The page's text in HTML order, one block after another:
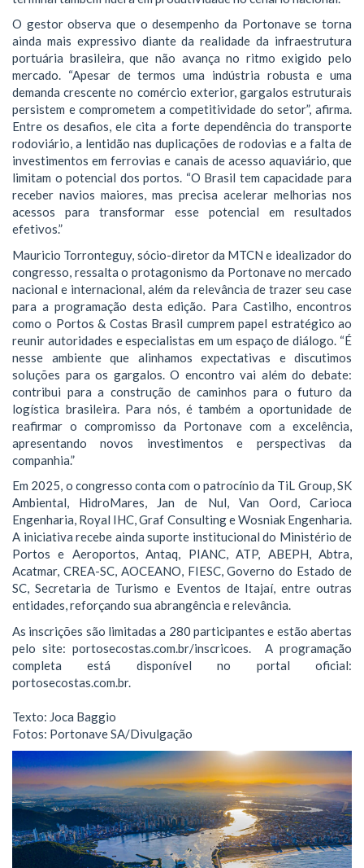
O gestor observa que o desempenho da Portonave se torna
ainda mais expressivo diante da realidade da infraestrutura
portuária brasileira, que não avança no ritmo exigido pelo
mercado. “Apesar de termos uma indústria robusta e uma
demanda crescente no comércio exterior, gargalos estruturais
persistem e comprometem a competitividade do setor”, afirma.
Entre os desafios, ele cita a forte dependência do transporte
rodoviário, a lentidão nas duplicações de rodovias e a falta de
investimentos em ferrovias e canais de acesso aquaviário, que
limitam o potencial dos portos. “O Brasil tem capacidade para
receber navios maiores, mas precisa acelerar melhorias nos
acessos para transformar esse potencial em resultados
efetivos.”
Mauricio Torronteguy, sócio-diretor da MTCN e idealizador do
congresso, ressalta o protagonismo da Portonave no mercado
nacional e internacional, além da relevância de trazer seu case
para a programação desta edição. Para Castilho, encontros
como o Portos & Costas Brasil cumprem papel estratégico ao
reunir autoridades e especialistas em um espaço de diálogo. “É
nesse ambiente que alinhamos expectativas e discutimos
soluções para os gargalos. O encontro vai além do debate:
contribui para a construção de caminhos para o futuro da
logística brasileira. Para nós, é também a oportunidade de
reafirmar o compromisso da Portonave com a excelência,
apresentando novos investimentos e perspectivas da
companhia.”
Em 2025, o congresso conta com o patrocínio da TiL Group, SK
Ambiental, HidroMares, Jan de Nul, Van Oord, Carioca
Engenharia, Royal IHC, Graf Consulting e Wosniak Engenharia.
A iniciativa recebe ainda suporte institucional do Ministério de
Portos e Aeroportos, Antaq, PIANC, ATP, ABEPH, Abtra,
Acatmar, CREA-SC, AOCEANO, FIESC, Governo do Estado de
SC, Secretaria de Turismo e Eventos de Itajaí, entre outras
entidades, reforçando sua abrangência e relevância.
As inscrições são limitadas a 280 participantes e estão abertas
pelo site: portosecostas.com.br/inscricoes. A programação
completa está disponível no portal oficial:
portosecostas.com.br.
Texto: Joca Baggio
Fotos: Portonave SA/Divulgação